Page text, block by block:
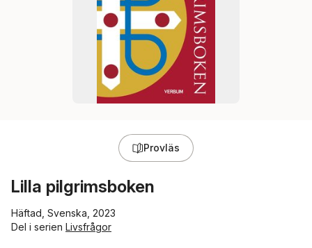
Provläs
Lilla pilgrimsboken
Häftad, Svenska, 2023
Del i serien Livsfrågor